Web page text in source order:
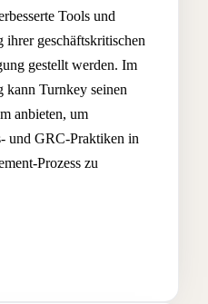
Tools und
ihrer geschäftskritischen
gestellt werden. Im
kann Turnkey seinen
anbieten, um
und GRC-Praktiken in
Prozess zu